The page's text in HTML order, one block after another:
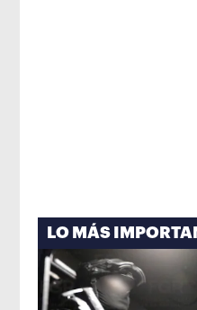
LO MÁS